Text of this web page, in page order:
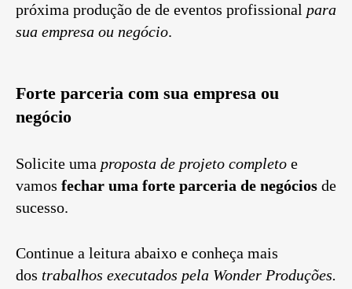
próxima produção de de eventos profissional para
sua empresa ou negócio.
Forte parceria com sua empresa ou
negócio
Solicite uma proposta de projeto completo e
vamos fechar uma forte parceria de negócios de
sucesso.
Continue a leitura abaixo e conheça mais
dos trabalhos executados pela Wonder Produções.